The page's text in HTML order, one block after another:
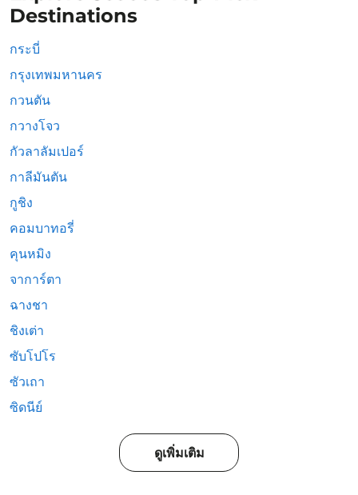
Destinations
กระบี่
กรุงเทพมหานคร
กวนตัน
กวางโจว
กัวลาลัมเปอร์
กาลีมันตัน
กูชิง
คอมบาทอรี่
คุนหมิง
จาการ์ตา
ฉางชา
ชิงเต่า
ซับโปโร
ซัวเถา
ซิดนีย์
ดูเพิ่มเติม